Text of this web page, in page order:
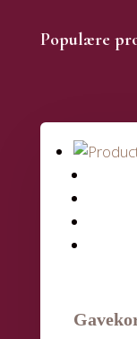
Populære